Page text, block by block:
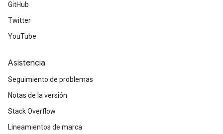
GitHub
Twitter
YouTube
Asistencia
Seguimiento de problemas
Notas de la versión
Stack Overflow
Lineamientos de marca